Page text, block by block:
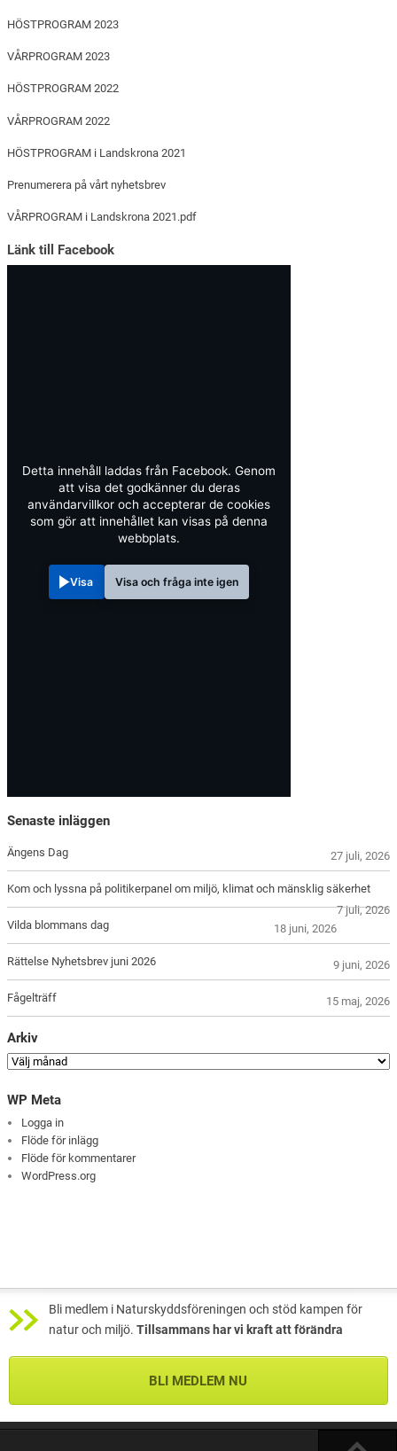
HÖSTPROGRAM 2023
VÅRPROGRAM 2023
HÖSTPROGRAM 2022
VÅRPROGRAM 2022
HÖSTPROGRAM i Landskrona 2021
Prenumerera på vårt nyhetsbrev
VÅRPROGRAM i Landskrona 2021.pdf
Länk till Facebook
Detta innehåll laddas från Facebook. Genom
att visa det godkänner du deras
användarvillkor och accepterar de cookies
som gör att innehållet kan visas på denna
webbplats.
Visa Visa och fråga inte igen
Senaste inläggen
Ängens Dag 27 juli, 2026
Kom och lyssna på politikerpanel om miljö, klimat och mänsklig säkerhet
7 juli, 2026
Vilda blommans dag
18 juni, 2026
Rättelse Nyhetsbrev juni 2026 9 juni, 2026
Fågelträff 15 maj, 2026
Arkiv
WP Meta
Logga in
Flöde för inlägg
Flöde för kommentarer
WordPress.org
Bli medlem i Naturskyddsföreningen och stöd kampen för
natur och miljö. Tillsammans har vi kraft att förändra
BLI MEDLEM NU